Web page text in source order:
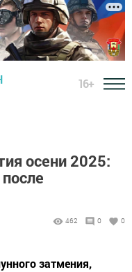
16+
осени 2025:
462 0 0
затмения,